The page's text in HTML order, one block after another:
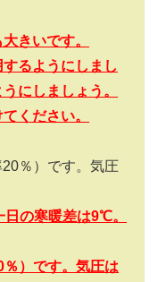
きいです。
るようにしまし
にしましょう。
ください。
20％）です。気圧
の寒暖差は9℃。
％）です。気圧は